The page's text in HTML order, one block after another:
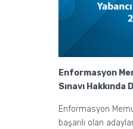
Enformasyon
Sınavı Hakkında
Enformasyon
başarılı olan